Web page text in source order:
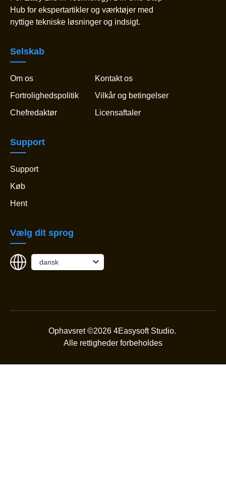
Hub for ekspertartikler og værktøjer med
nyttige tekniske løsninger og indsigt.
Selskab
Om os
Kontakt os
Fortrolighedspolitik
Vilkår og betingelser
Chefredaktør
Licensaftaler
Support
Support
Køb
Hent
Vælg dit sprog
dansk
Ophavsret ©2026 4Easysoft Studio.
Alle rettigheder forbeholdes